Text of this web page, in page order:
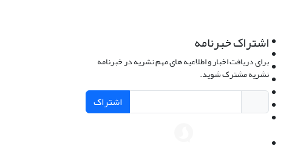
اشتراک خبرنامه
برای دریافت اخبار و اطلاعیه های مهم نشریه در خبرنامه
نشریه مشترک شوید.
اشتراک